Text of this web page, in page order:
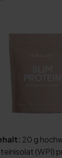
20 g
(WPI)